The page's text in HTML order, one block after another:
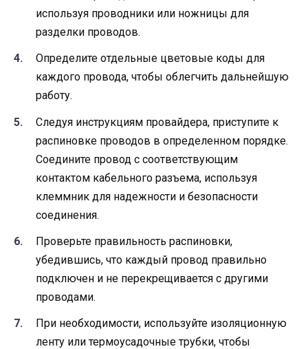
используя проводники или ножницы для
разделки проводов.
Определите отдельные цветовые коды для
каждого провода, чтобы облегчить дальнейшую
работу.
Следуя инструкциям провайдера, приступите к
распиновке проводов в определенном порядке.
Соедините провод с соответствующим
контактом кабельного разъема, используя
клеммник для надежности и безопасности
соединения.
Проверьте правильность распиновки,
убедившись, что каждый провод правильно
подключен и не перекрещивается с другими
проводами.
При необходимости, используйте изоляционную
ленту или термоусадочные трубки, чтобы